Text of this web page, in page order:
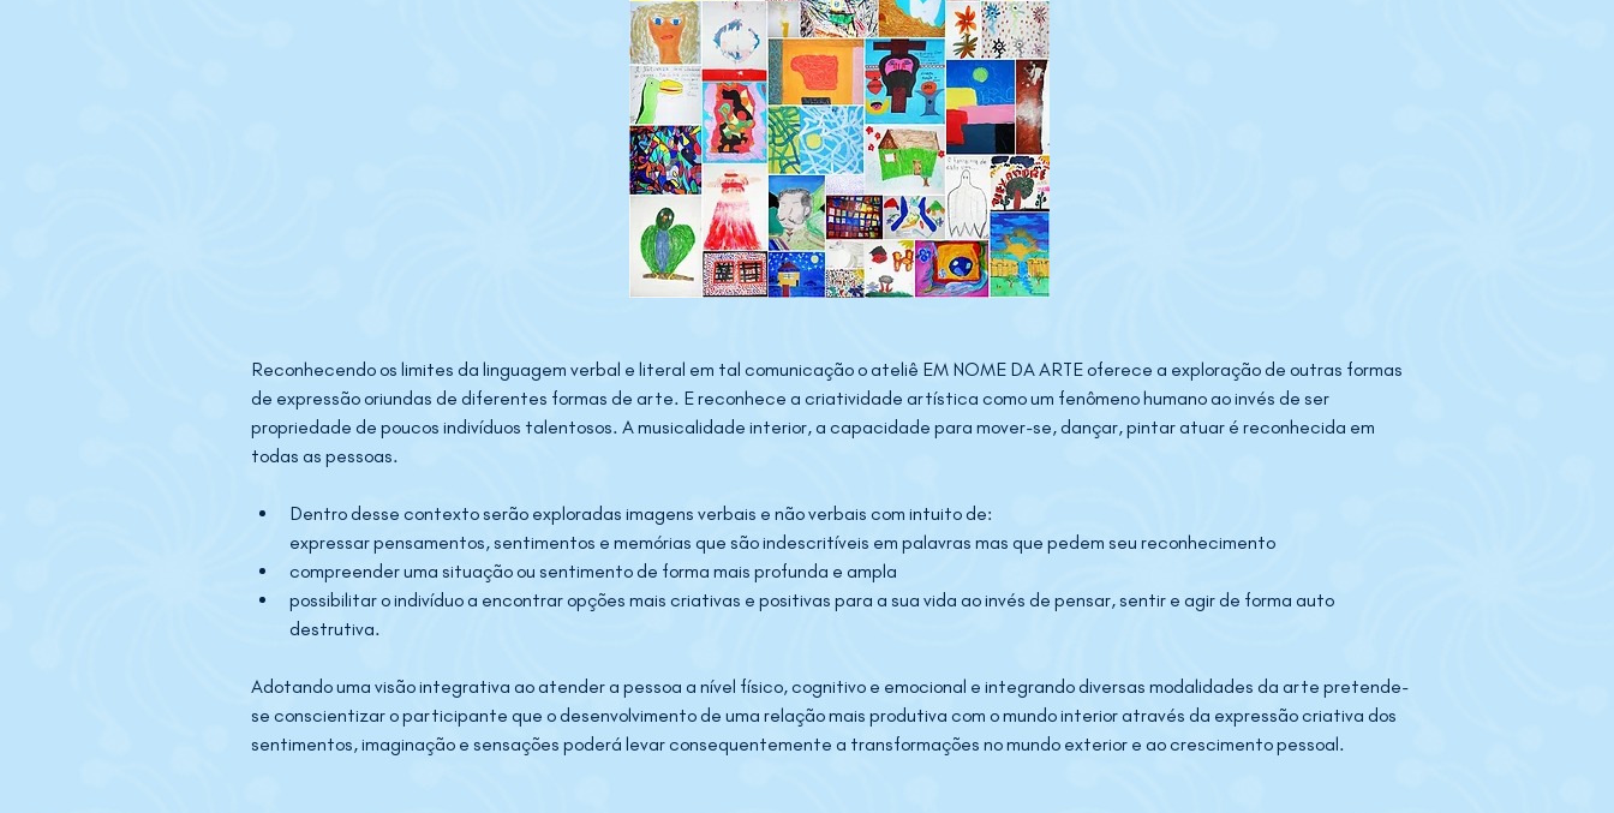
Reconhecendo os limites da linguagem verbal e literal em tal comunicação o ateliê EM NOME DA ARTE oferece a exploração de outras formas
de expressão oriundas de diferentes formas de arte. E reconhece a criatividade artística como um fenômeno humano ao invés de ser
propriedade de poucos indivíduos talentosos. A musicalidade interior, a capacidade para mover-se, dançar, pintar atuar é reconhecida em
todas as pessoas.
Dentro desse contexto serão exploradas imagens verbais e não verbais com intuito de:
expressar pensamentos, sentimentos e memórias que são indescritíveis em palavras mas que pedem seu reconhecimento ​
compreender uma situação ou sentimento de forma mais profunda e ampla
possibilitar o indivíduo a encontrar opções mais criativas e positivas para a sua vida ao invés de pensar, sentir e agir de forma auto
destrutiva.
Adotando uma visão integrativa ao atender a pessoa a nível físico, cognitivo e emocional e integrando diversas modalidades da arte pretende-
se conscientizar o participante que o desenvolvimento de uma relação mais produtiva com o mundo interior através da expressão criativa dos
sentimentos, imaginação e sensações poderá levar consequentemente a transformações no mundo exterior e ao crescimento pessoal.